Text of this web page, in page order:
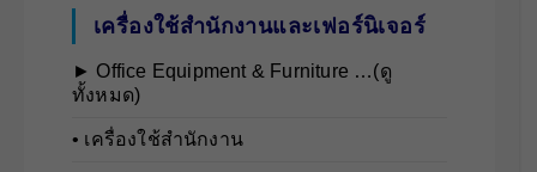
เครื่องใช้สำนักงานและเฟอร์นิเจอร์
► Office Equipment & Furniture …(ดู
ทั้งหมด)
• เครื่องใช้สำนักงาน